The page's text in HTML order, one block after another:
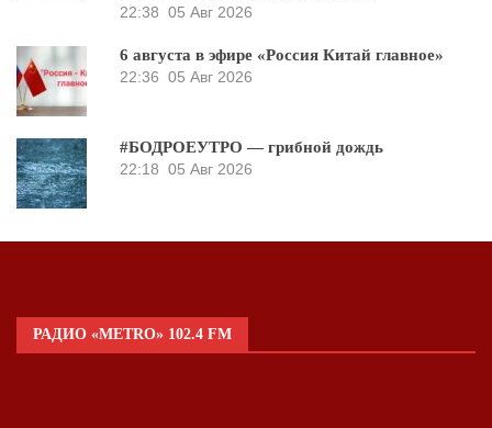
22:38 05 Авг 2026
6 августа в эфире «Россия Китай главное»
22:36 05 Авг 2026
#БОДРОЕУТРО — грибной дождь
22:18 05 Авг 2026
РАДИО «METRO» 102.4 FM